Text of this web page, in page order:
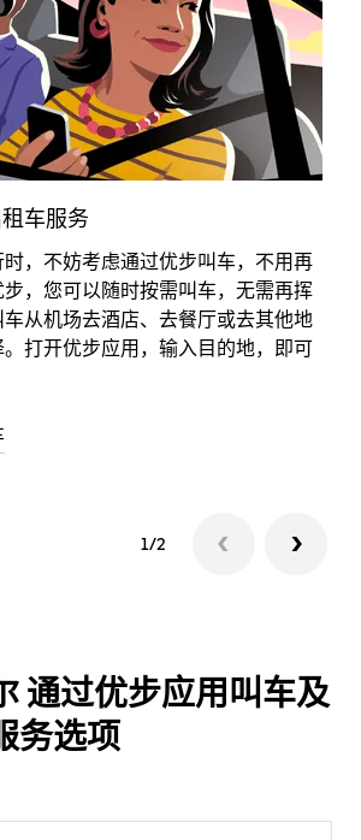
车服务
，不妨考虑通过优步叫车，不用再
，您可以随时按需叫车，无需再挥
从机场去酒店、去餐厅或去其他地
打开优步应用，输入目的地，即可
1/2
通过优步应用叫车及
务选项